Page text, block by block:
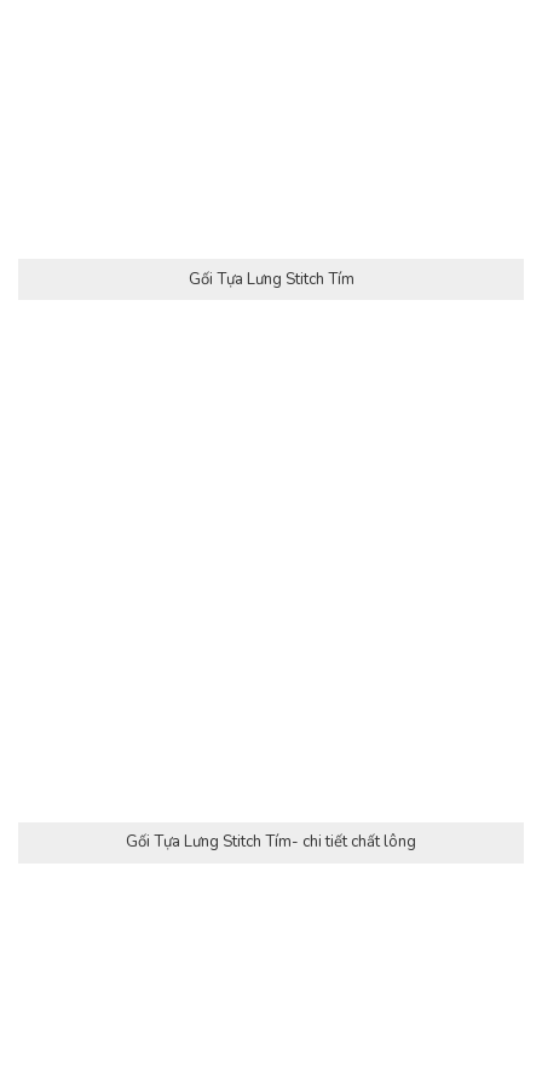
Gối Tựa Lưng Stitch Tím
Gối Tựa Lưng Stitch Tím- chi tiết chất lông